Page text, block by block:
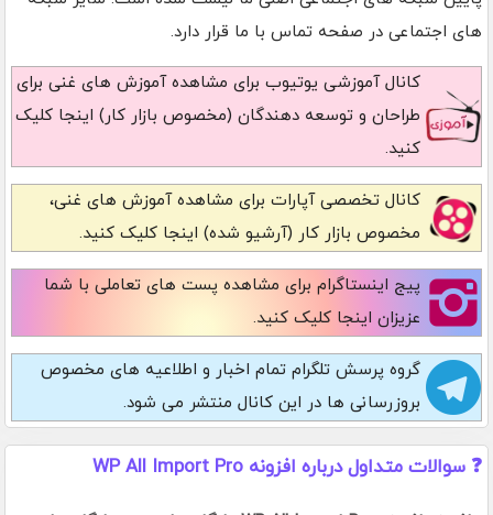
های اجتماعی در صفحه تماس با ما قرار دارد.
کانال آموزشی یوتیوب برای مشاهده آموزش های غنی برای
طراحان و توسعه دهندگان (مخصوص بازار کار) اینجا کلیک
کنید.
کانال تخصصی آپارات برای مشاهده آموزش های غنی،
مخصوص بازار کار (آرشیو شده) اینجا کلیک کنید.
پیج اینستاگرام برای مشاهده پست های تعاملی با شما
عزیزان اینجا کلیک کنید.
گروه پرسش تلگرام تمام اخبار و اطلاعیه های مخصوص
بروزرسانی ها در این کانال منتشر می شود.
❓ سوالات متداول درباره افزونه WP All Import Pro